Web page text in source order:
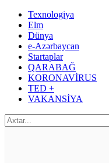
Texnologiya
Elm
Dünya
e-Azərbaycan
Startaplar
QARABAĞ
KORONAVİRUS
TED +
VAKANSİYA